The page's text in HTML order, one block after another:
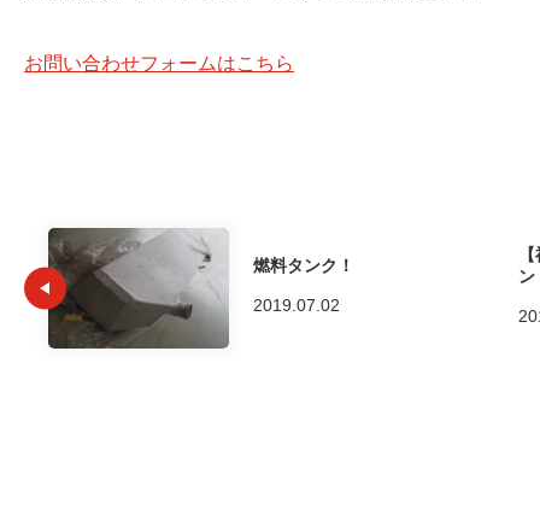
お問い合わせフォームはこちら
燃料タンク！
2019.07.02
ン